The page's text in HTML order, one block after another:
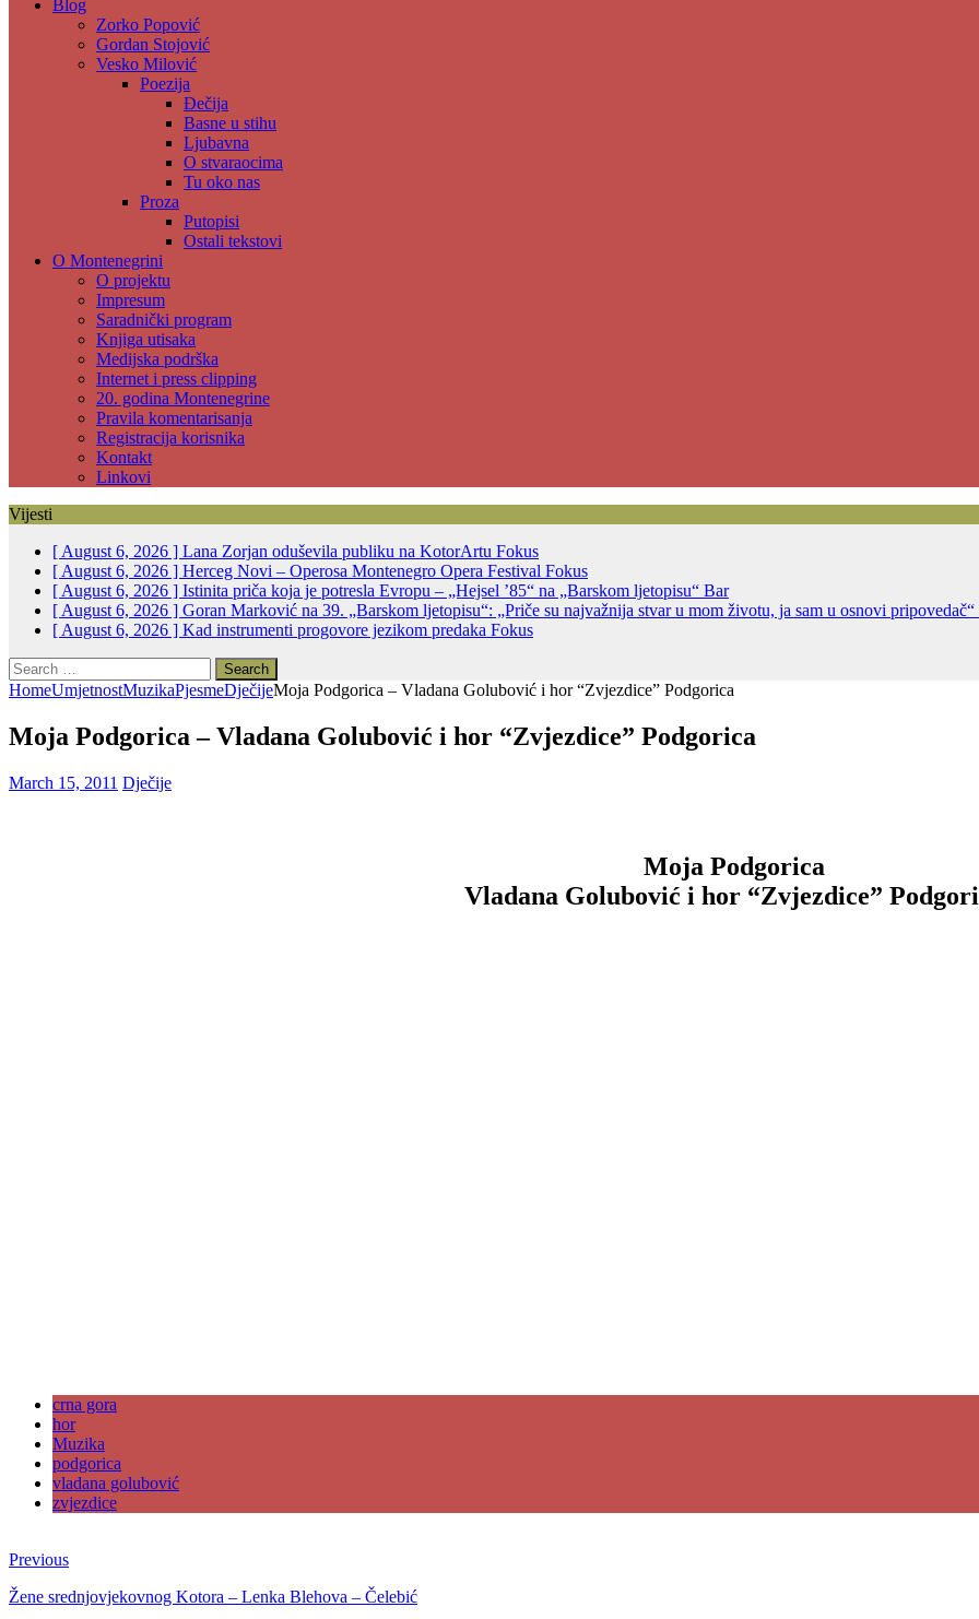
Blog
Zorko Popović
Gordan Stojović
Vesko Milović
Poezija
Đečija
Basne u stihu
Ljubavna
O stvaraocima
Tu oko nas
Proza
Putopisi
Ostali tekstovi
O Montenegrini
O projektu
Impresum
Saradnički program
Knjiga utisaka
Medijska podrška
Internet i press clipping
20. godina Montenegrine
Pravila komentarisanja
Registracija korisnika
Kontakt
Linkovi
Vijesti
[ August 6, 2026 ] Lana Zorjan oduševila publiku na KotorArtu Fokus
[ August 6, 2026 ] Herceg Novi – Operosa Montenegro Opera Festival Fokus
[ August 6, 2026 ] Istinita priča koja je potresla Evropu – „Hejsel ’85“ na „Barskom ljetopisu“ Bar
[ August 6, 2026 ] Goran Marković na 39. „Barskom ljetopisu“: „Priče su najvažnija stvar u mom životu, ja sam u osnovi pripovedač“
[ August 6, 2026 ] Kad instrumenti progovore jezikom predaka Fokus
Search
for:
HomeUmjetnostMuzikaPjesmeDječijeMoja Podgorica – Vladana Golubović i hor “Zvjezdice” Podgorica
Moja Podgorica – Vladana Golubović i hor “Zvjezdice” Podgorica
March 15, 2011 Dječije
Moja Podgorica
Vladana Golubović i hor “Zvjezdice”
crna gora
hor
Muzika
podgorica
vladana golubović
zvjezdice
Previous
Žene srednjovjekovnog Kotora – Lenka Blehova – Čelebić